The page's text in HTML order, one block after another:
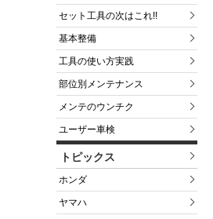
セット工具の次はこれ!!
基本整備
工具の使い方実践
部位別メンテナンス
メンテのウンチク
ユーザー車検
トピックス
ホンダ
ヤマハ